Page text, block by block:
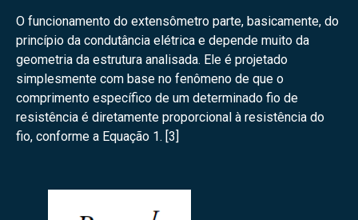
O funcionamento do extensômetro parte, basicamente, do
princípio da condutância elétrica e depende muito da
geometria da estrutura analisada. Ele é projetado
simplesmente com base no fenômeno de que o
comprimento específico de um determinado fio de
resistência é diretamente proporcional à resistência do
fio, conforme a Equação 1. [3]